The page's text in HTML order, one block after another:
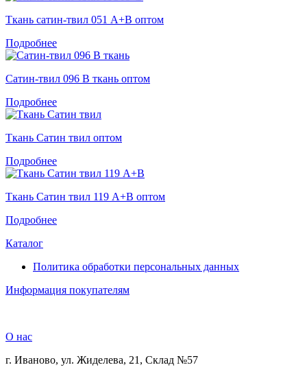
Ткань сатин-твил 051 А+В оптом
Подробнее
Сатин-твил 096 В ткань оптом
Подробнее
Ткань Сатин твил оптом
Подробнее
Ткань Сатин твил 119 А+В оптом
Подробнее
Каталог
Политика обработки персональных данных
Информация покупателям
О нас
г. Иваново, ул. Жиделева, 21, Склад №57